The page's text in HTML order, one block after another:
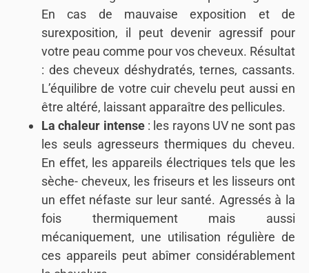
En cas de mauvaise exposition et de
surexposition, il peut devenir agressif pour
votre peau comme pour vos cheveux. Résultat
: des cheveux déshydratés, ternes, cassants.
L’équilibre de votre cuir chevelu peut aussi en
être altéré, laissant apparaître des pellicules.
La chaleur intense: les rayons UV ne sont pas
les seuls agresseurs thermiques du cheveu.
En effet, les appareils électriques tels que les
sèche- cheveux, les friseurs et les lisseurs ont
un effet néfaste sur leur santé. Agressés à la
fois thermiquement mais aussi
mécaniquement, une utilisation régulière de
ces appareils peut abîmer considérablement